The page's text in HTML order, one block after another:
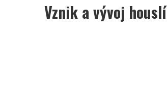
Vznik a vývoj houslí